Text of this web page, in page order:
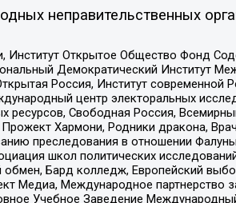
неправительственных
Открытое Общество Фонд
Демократический Институт
Россия, Институт современной
центр электоральных
Свободная Россия,
Хармони, Родники дракона,
преследования в отношении
школ политических
обмен, Бард колледж, Европейский
Медиа, Международное партнерство
Учебное Заведение